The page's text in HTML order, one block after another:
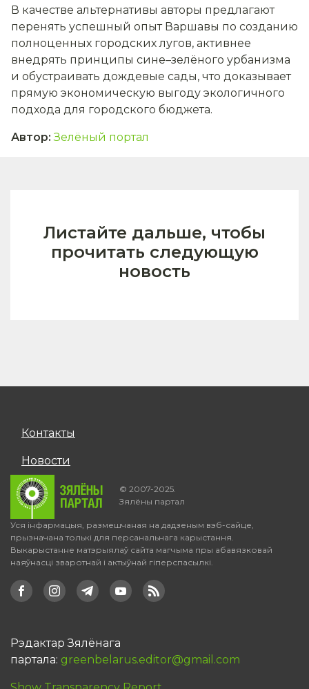
В качестве альтернативы авторы предлагают
перенять успешный опыт Варшавы по созданию
полноценных городских лугов, активнее
внедрять принципы сине–зелёного урбанизма
и обустраивать дождевые сады, что доказывает
прямую экономическую выгоду экологичного
подхода для городского бюджета.
Автор: Зелёный портал
Листайте дальше, чтобы
прочитать следующую
новость
Контакты
Новости
© 2007-2025.
Зялёны партал
Уся інфармацыя, размешчаная на дадзеным вэб-сайце,
прызначана толькі для персанальнага карыстання.
Выкарыстанне матэрыялаў сайта магчыма пры абавязковай
наяўнасці зваротнай і актыўнай гіперспасылкі.
Рэдактар Зялёнага
партала: greenbelarus.editor@gmail.com